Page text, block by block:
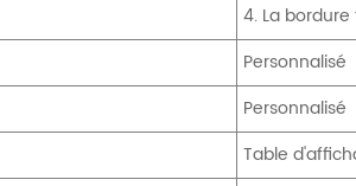
4. La
Personnalisé
Personnalisé
Table